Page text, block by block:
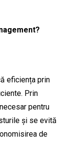
eficiența prin
Prin
pentru
și se evită
de